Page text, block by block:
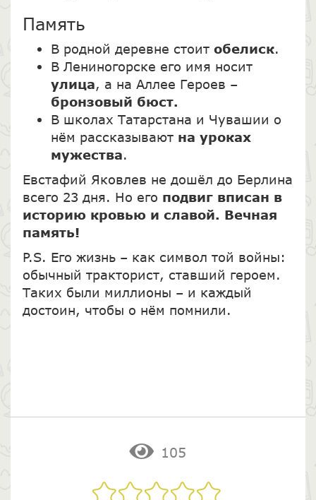
Память
В родной деревне стоит обелиск.
В Лениногорске его имя носит
улица, а на Аллее Героев –
бронзовый бюст.
В школах Татарстана и Чувашии о
нём рассказывают на уроках
мужества.
Евстафий Яковлев не дошёл до Берлина
всего 23 дня. Но его подвиг вписан в
историю кровью и славой. Вечная
память!
P.S. Его жизнь – как символ той войны:
обычный тракторист, ставший героем.
Таких были миллионы – и каждый
достоин, чтобы о нём помнили.
105